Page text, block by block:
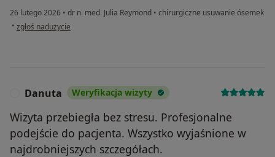
26 lutego 2026 • dr n. med. Julia Reymond • chirurgiczne usuwanie ósemek
• w opinii użytkownika Ania
zgłoś nadużycie
Danuta Weryfikacja wizyty
Wizyta przebiegła bez stresu. Profesjonalne
podejście do pacjenta. Wszystko wyjaśnione w
najdrobniejszych szczegółach.